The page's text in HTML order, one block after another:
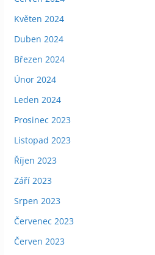
Květen 2024
Duben 2024
Březen 2024
Únor 2024
Leden 2024
Prosinec 2023
Listopad 2023
Říjen 2023
Září 2023
Srpen 2023
Červenec 2023
Červen 2023